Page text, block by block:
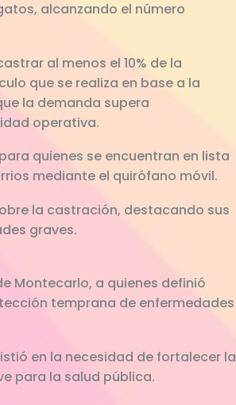
alcanzando el número
al menos el 10% de la
que se realiza en base a la
la demanda supera
operativa.
quienes se encuentran en lista
mediante el quirófano móvil.
la castración, destacando sus
graves.
Montecarlo, a quienes definió
temprana de enfermedades
en la necesidad de fortalecer la
para la salud pública.